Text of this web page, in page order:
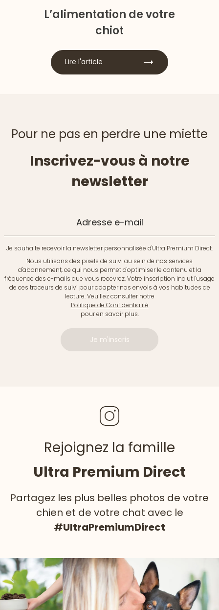
L’alimentation de votre
chiot
Lire l'article
Pour ne pas en perdre une miette
Inscrivez-vous à notre
newsletter
Adresse e-mail
Je souhaite recevoir la newsletter personnalisée d'Ultra Premium Direct.
Nous utilisons des pixels de suivi au sein de nos services
d'abonnement, ce qui nous permet d'optimiser le contenu et la
fréquence des e-mails que vous recevrez. Votre inscription inclut l'usage
de ces traceurs de suivi pour adapter nos envois à vos habitudes de
lecture. Veuillez consulter notre
Politique de Confidentialité
pour en savoir plus.
Je m'inscris
Rejoignez la famille
Ultra Premium Direct
Partagez les plus belles photos de votre
chien et de votre chat avec le
#UltraPremiumDirect